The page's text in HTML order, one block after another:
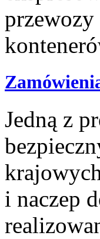
Jedną z
i naczep